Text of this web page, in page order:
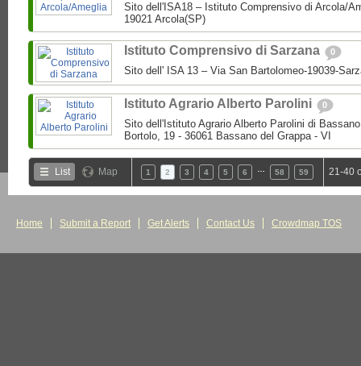
Sito dell'ISA18 – Istituto Comprensivo di Arcola/
19021 Arcola(SP)
Istituto Comprensivo di Sarzana 0
Sito dell' ISA 13 – Via San Bartolomeo-19039-
Istituto Agrario Alberto Parolini 0
Sito dell'Istituto Agrario Alberto Parolini di
Bortolo, 19 - 36061 Bassano del Grappa - VI
List Map 1 2 3 4 5 6 58 59 21-40
Home Submit a Report Get Alerts Contact Us Crowdmap TOS